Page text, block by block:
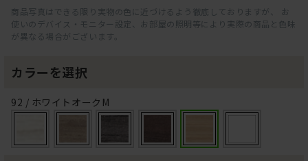
商品写真はできる限り実物の色に近づけるよう徹底しておりますが、 お
使いのデバイス・モニター設定、お部屋の照明等により実際の商品と色味
が異なる場合がございます。
カラーを選択
92 / ホワイトオークM